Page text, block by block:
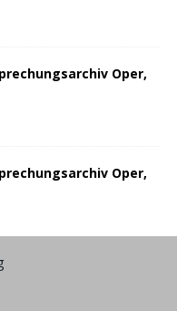
Oper,
Oper,